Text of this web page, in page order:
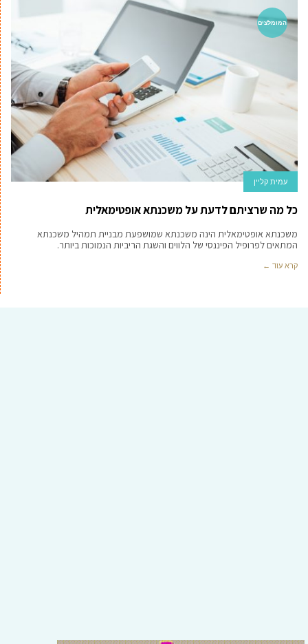
המומלצים
עמית קליין
כל מה שרציתם לדעת על משכנתא אופטימאלית
משכנתא אופטימאלית הינה משכנתא שמושפעת מבניית תמהיל משכנתא
המתאים לפרופיל הפיננסי של הלווים והשגת הריביות הנמוכות ביותר.
קרא עוד ←